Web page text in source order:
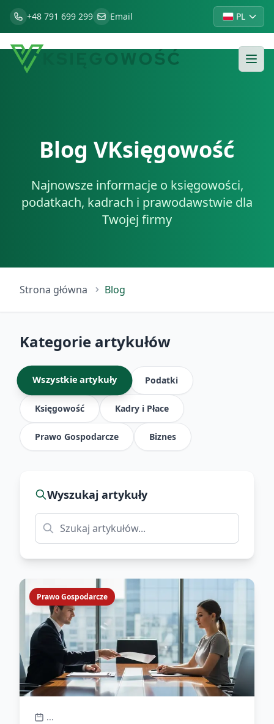
+48 791 699 299 Email PL
Blog VKsięgowość
Najnowsze informacje o księgowości,
podatkach, kadrach i prawodawstwie dla
Twojej firmy
Strona główna Blog
Kategorie artykułów
Wszystkie artykuły Podatki
Księgowość Kadry i Płace
Prawo Gospodarcze Biznes
Wyszukaj artykuły
Prawo Gospodarcze
...